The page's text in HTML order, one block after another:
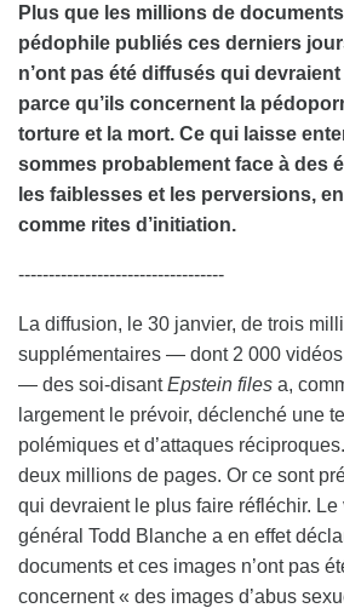
Plus que les millions de
pédophile publiés ces derniers
n’ont pas été diffusés qui
parce qu’ils concernent la
torture et la mort. Ce qui laisse
sommes probablement face à des
les faiblesses et les perversions,
comme rites d’initiation.
----------------------------------
La diffusion, le 30 janvier, de trois
supplémentaires — dont 2 000
— des soi-disantEpstein files a,
largement le prévoir, déclenché une
polémiques et d’attaques
deux millions de pages. Or ce sont
qui devraient le plus faire réfléchir.
général Todd Blanche a en effet
documents et ces images n’ont pas
concernent « des images d’abus